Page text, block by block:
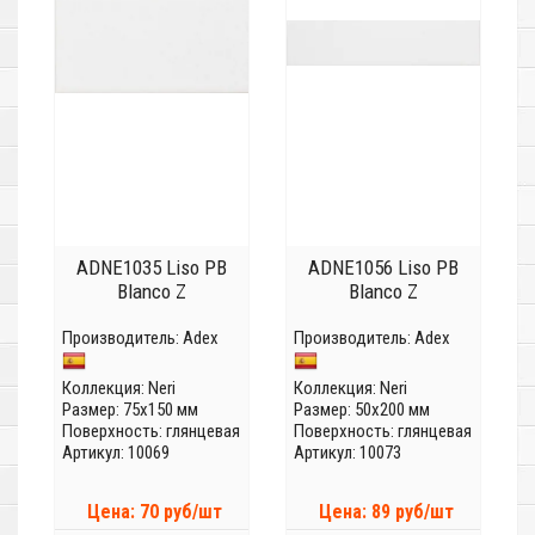
ADNE1035 Liso PB
Blanco Z
Производитель: Adex
Коллекция: Neri
Размер: 75x150 мм
Поверхность: глянцевая
Артикул: 10069
Цена: 70 руб/шт
ADNE1056 Liso PB
Blanco Z
Производитель: Adex
Коллекция: Neri
Размер: 50x200 мм
Поверхность: глянцевая
Артикул: 10073
Цена: 89 руб/шт